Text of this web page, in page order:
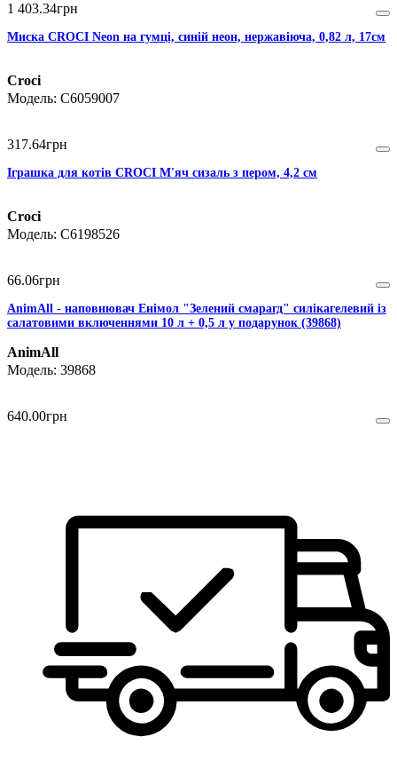
1 403.34грн
Миска CROCI Neon на гумці, синій неон, нержавіюча, 0,82 л, 17см
Croci
C6059007
317.64грн
Іграшка для котів CROCI М'яч сизаль з пером, 4,2 см
Croci
C6198526
66.06грн
AnimAll - наповнювач Енімол "Зелений смарагд" силікагелевий із
салатовими включеннями 10 л + 0,5 л у подарунок (39868)
AnimAll
39868
640.00грн